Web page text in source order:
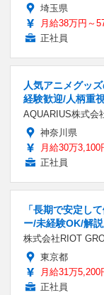
埼玉県
月給38万円～
正社員
人気アニメグッ
経験歓迎/人柄重
AQUARIUS株式会
神奈川県
月給30万3,100
正社員
「長期で安定し
ー/未経験OK/解
株式会社RIOT
東京都
月給31万5,200
正社員